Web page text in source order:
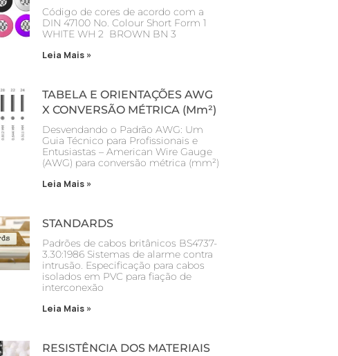
Código de cores de acordo com a
DIN 47100 No. Colour Short Form 1
WHITE WH 2 BROWN BN 3
Leia Mais »
TABELA E ORIENTAÇÕES AWG
X CONVERSÃO MÉTRICA (mm²)
Desvendando o Padrão AWG: Um
Guia Técnico para Profissionais e
Entusiastas – American Wire Gauge
(AWG) para conversão métrica (mm²)
Leia Mais »
STANDARDS
Padrões de cabos britânicos BS4737-
3.30:1986 Sistemas de alarme contra
intrusão. Especificação para cabos
isolados em PVC para fiação de
interconexão
Leia Mais »
RESISTÊNCIA DOS MATERIAIS